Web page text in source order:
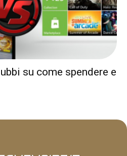
su come spendere e